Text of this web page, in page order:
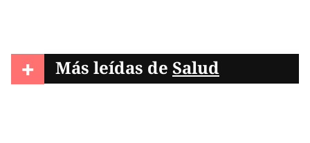
+ Más leídas de Salud